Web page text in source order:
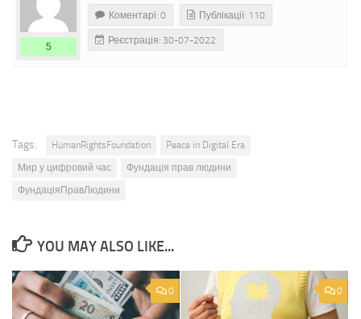
5
Коментарі: 0 Публікації: 110
Реєстрація: 30-07-2022
Tags: HumanRightsFoundation
Peace in Digital Era
Мир у цифровий час
Фундація прав людини
ФундаціяПравЛюдини
YOU MAY ALSO LIKE...
0 0